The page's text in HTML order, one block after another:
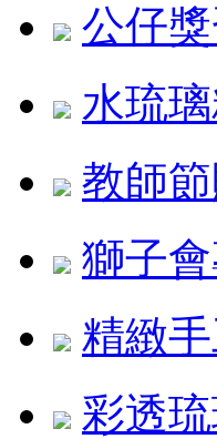
公仔
水琉
教師
獅子
精緻
彩透